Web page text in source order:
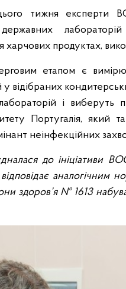
тижня експерти
харчових продуктах,
етапом є
відібраних
лабораторій і
Португалія,
неінфекційних
до ініціативи
аналогічним
здоров’я № 1613